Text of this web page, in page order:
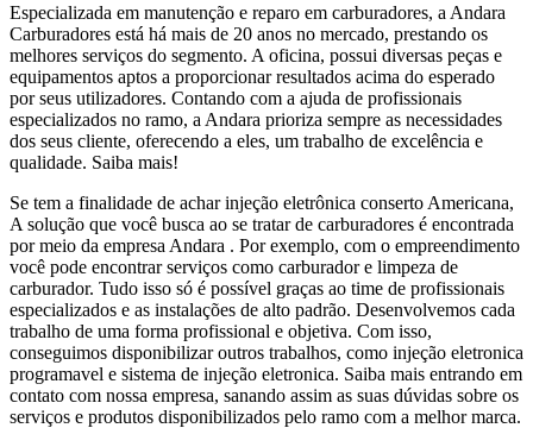
Especializada em manutenção e reparo em carburadores, a Andara
Carburadores está há mais de 20 anos no mercado, prestando os
melhores serviços do segmento. A oficina, possui diversas peças e
equipamentos aptos a proporcionar resultados acima do esperado
por seus utilizadores. Contando com a ajuda de profissionais
especializados no ramo, a Andara prioriza sempre as necessidades
dos seus cliente, oferecendo a eles, um trabalho de excelência e
qualidade. Saiba mais!
Se tem a finalidade de achar injeção eletrônica conserto Americana,
A solução que você busca ao se tratar de carburadores é encontrada
por meio da empresa Andara . Por exemplo, com o empreendimento
você pode encontrar serviços como carburador e limpeza de
carburador. Tudo isso só é possível graças ao time de profissionais
especializados e as instalações de alto padrão. Desenvolvemos cada
trabalho de uma forma profissional e objetiva. Com isso,
conseguimos disponibilizar outros trabalhos, como injeção eletronica
programavel e sistema de injeção eletronica. Saiba mais entrando em
contato com nossa empresa, sanando assim as suas dúvidas sobre os
serviços e produtos disponibilizados pelo ramo com a melhor marca.